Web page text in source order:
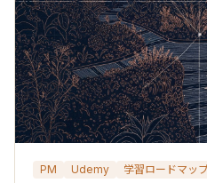
PM Udemy 学習ロードマッ